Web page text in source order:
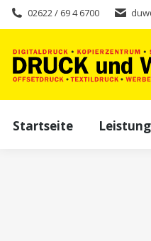
02622 / 69 4 6700
Startseite